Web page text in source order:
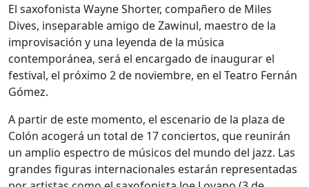
El saxofonista Wayne Shorter, compañero de Miles
Dives, inseparable amigo de Zawinul, maestro de la
improvisación y una leyenda de la música
contemporánea, será el encargado de inaugurar el
festival, el próximo 2 de noviembre, en el Teatro Fernán
Gómez.
A partir de este momento, el escenario de la plaza de
Colón acogerá un total de 17 conciertos, que reunirán
un amplio espectro de músicos del mundo del jazz. Las
grandes figuras internacionales estarán representadas